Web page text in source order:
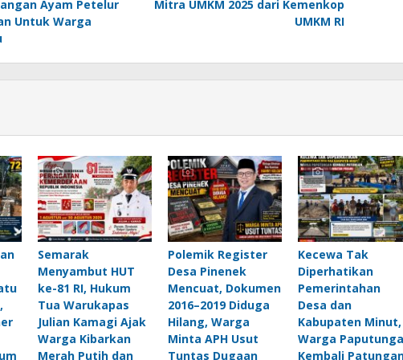
Ayam Petelur
Untuk Warga
Mitra UMKM 2025 dari Kemenkop
UMKM RI
Semarak
Menyambut HUT
ke-81 RI, Hukum
Tua Warukapas
Julian Kamagi Ajak
Warga Kibarkan
Merah Putih dan
Polemik Register
Desa Pinenek
Mencuat, Dokumen
2016–2019 Diduga
Hilang, Warga
Minta APH Usut
Tuntas Dugaan
Kecewa Tak
Diperhatikan
Pemerintahan
Desa dan
Kabupaten Minut,
Warga
Kembali